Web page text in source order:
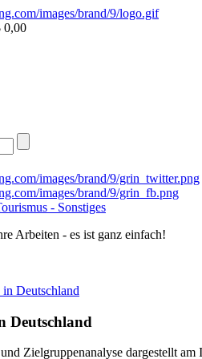
0,00
- Sonstiges
Arbeiten - es ist ganz einfach!
Deutschland
Zielgruppenanalyse dargestellt